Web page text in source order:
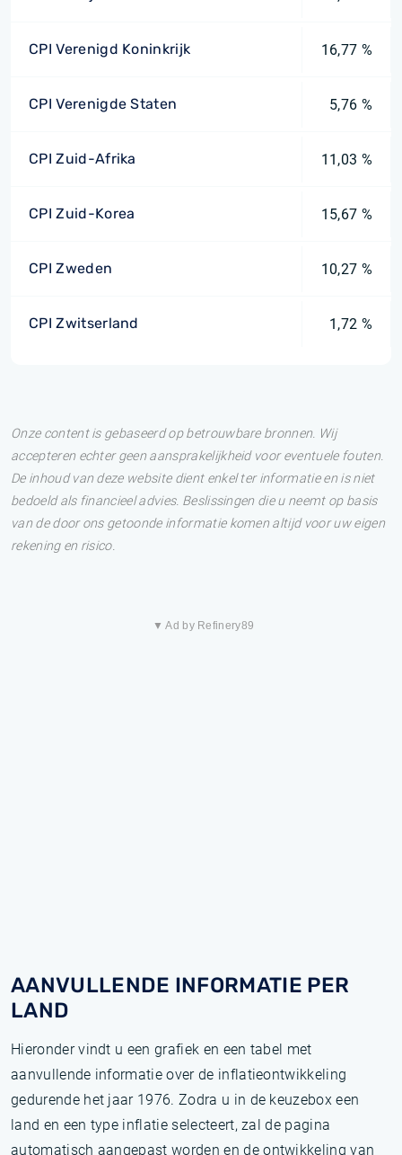
CPI Verenigd Koninkrijk 16,77 %
CPI Verenigde Staten 5,76 %
CPI Zuid-Afrika 11,03 %
CPI Zuid-Korea 15,67 %
CPI Zweden 10,27 %
CPI Zwitserland 1,72 %
Onze content is gebaseerd op betrouwbare bronnen. Wij
accepteren echter geen aansprakelijkheid voor eventuele fouten.
De inhoud van deze website dient enkel ter informatie en is niet
bedoeld als financieel advies. Beslissingen die u neemt op basis
van de door ons getoonde informatie komen altijd voor uw eigen
rekening en risico.
▼ Ad by Refinery89
AANVULLENDE INFORMATIE PER
LAND
Hieronder vindt u een grafiek en een tabel met
aanvullende informatie over de inflatieontwikkeling
gedurende het jaar 1976. Zodra u in de keuzebox een
land en een type inflatie selecteert, zal de pagina
automatisch aangepast worden en de ontwikkeling van